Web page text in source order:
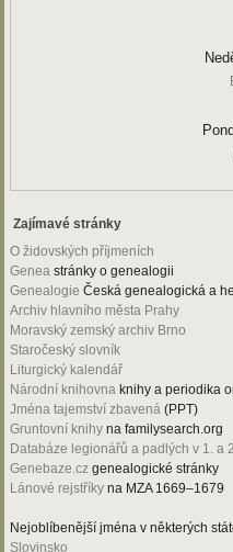
Zajímavé stránky
O židovských příjmeních
Genea stránky o genealogii
Genealogie Česká genealogická a
Archiv hlavního města Prahy
Moravský zemský archiv Brno
Staročeský slovník
Liturgický kalendář
Národní knihovna knihy a periodika
Jména tajemství zbavená (PPT)
Gruntovní knihy na familysearch.org
Databáze legionářů a padlých v 1. a
Genebaze.cz genealogické stránky
Lánové rejstříky na MZA 1669–1679
Nejoblíbenější jména v některých
Slovinsko